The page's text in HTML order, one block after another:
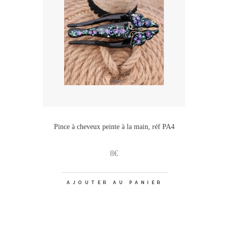
Pince à cheveux peinte à la main, réf PA4
8€
AJOUTER AU PANIER